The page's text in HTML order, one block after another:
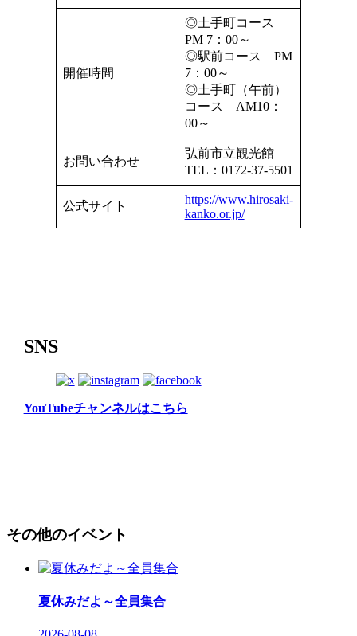
開催時間
◎土手町コース
PM 7：00～
◎駅前コース PM
7：00～
◎土手町（午前）
コース AM10：
00～
お問い合わせ
弘前市立観光館
TEL：0172-37-5501
公式サイト
https://www.hirosaki-
kanko.or.jp/
SNS
YouTubeチャンネルはこちら
その他のイベント
夏休みだよ～全員集合